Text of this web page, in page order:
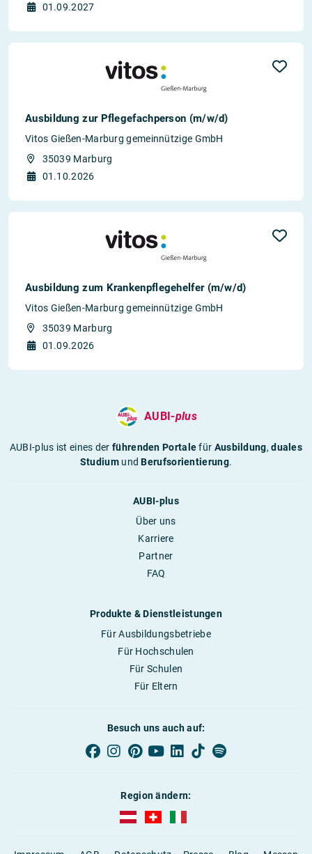
01.09.2027
Ausbildung zur Pflegefachperson (m/w/d)
Vitos Gießen-Marburg gemeinnützige GmbH
35039 Marburg
01.10.2026
Ausbildung zum Krankenpflegehelfer (m/w/d)
Vitos Gießen-Marburg gemeinnützige GmbH
35039 Marburg
01.09.2026
AUBI-plus
AUBI-plus ist eines derführenden Portalefür Ausbildung,duales
StudiumundBerufsorientierung.
AUBI-plus
Über uns
Karriere
Partner
FAQ
Produkte & Dienstleistungen
Für Ausbildungsbetriebe
Für Hochschulen
Für Schulen
Für Eltern
Besuch uns auch auf:
Region ändern:
AUBI-plus Österreich (deutsch)